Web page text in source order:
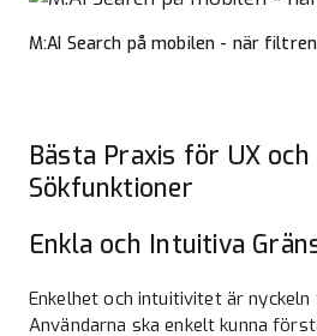
M:AI Search på mobilen - när
Bästa Praxis för UX och
Sökfunktioner
Enkla och Intuitiva
Enkelhet och intuitivitet är
Användarna ska enkelt kunna